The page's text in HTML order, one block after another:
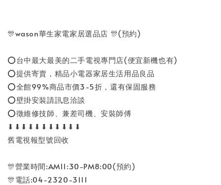
🎊wason華生家電家居選品店 🎊(預約)
⭕台中最大最美的二手電視專門店(便宜新機也有)
⭕提供寄賣，精品小電器家居生活用品良品
⭕全館99%商品市價3-5折，還有保固服務
⭕壁掛安裝請訊息洽談
⭕徵維修技師、兼差司機、安裝師傅
⬇⬇⬇⬇⬇⬇⬇⬇⬇⬇⬇
舊電視報型號回收
🎊營業時間:AM11:30-PM8:00(預約)
🎊電話:04-2320-3111